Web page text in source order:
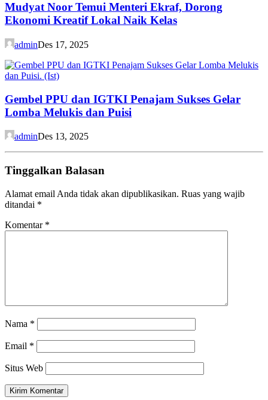
Mudyat Noor Temui Menteri Ekraf, Dorong
Ekonomi Kreatif Lokal Naik Kelas
adminDes 17, 2025
Gembel PPU dan IGTKI Penajam Sukses Gelar
Lomba Melukis dan Puisi
adminDes 13, 2025
Tinggalkan Balasan
Alamat email Anda tidak akan dipublikasikan. Ruas yang wajib
ditandai *
Komentar *
Nama *
Email *
Situs Web